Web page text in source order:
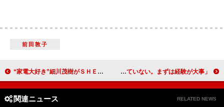
前田敦子
“家電大好き”細川茂樹がＳＨＥＬＬＹを洗脳！？ 「昨年は家電に六、七十万円費やした」 榊原郁恵、長男の芸能界デビューを応援 「心配はしていない。まずは経験が大事」
関連ニュース RELATED NEWS